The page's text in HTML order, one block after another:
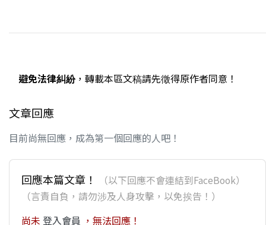
避免法律糾紛，轉載本區文稿請先徵得原作者同意！
文章回應
目前尚無回應，成為第一個回應的人吧！
回應本篇文章！
（以下回應不會連結到FaceBook）
（言責自負，請勿涉及人身攻擊，以免挨告！）
尚未 登入會員 ，無法回應！